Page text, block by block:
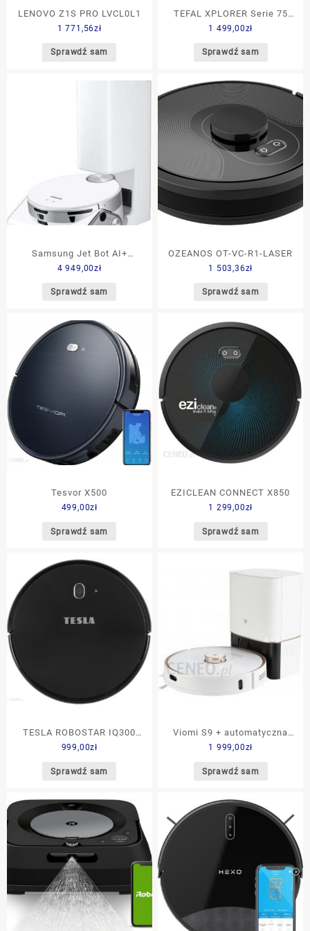
LENOVO Z1S PRO LVCL0L1
1 771,56zł
Sprawdź sam
TEFAL XPLORER Serie 75
RG7687WH
1 499,00zł
Sprawdź sam
Samsung Jet Bot AI+
VR50T95735W
4 949,00zł
Sprawdź sam
OZEANOS OT-VC-R1-LASER
1 503,36zł
Sprawdź sam
Tesvor X500
499,00zł
Sprawdź sam
EZICLEAN CONNECT X850
1 299,00zł
Sprawdź sam
TESLA ROBOSTAR IQ300
104039 CZARNY
999,00zł
Sprawdź sam
Viomi S9 + automatyczna
stacja opróżniająca
1 999,00zł
Sprawdź sam